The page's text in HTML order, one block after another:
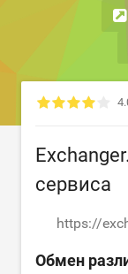
сервиса
https://
Обмен